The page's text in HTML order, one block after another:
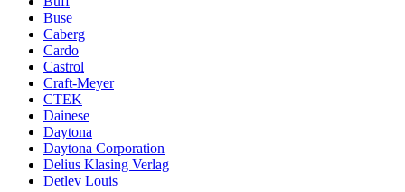
Buse
Caberg
Cardo
Castrol
Craft-Meyer
CTEK
Dainese
Daytona
Daytona Corporation
Delius Klasing Verlag
Detlev Louis